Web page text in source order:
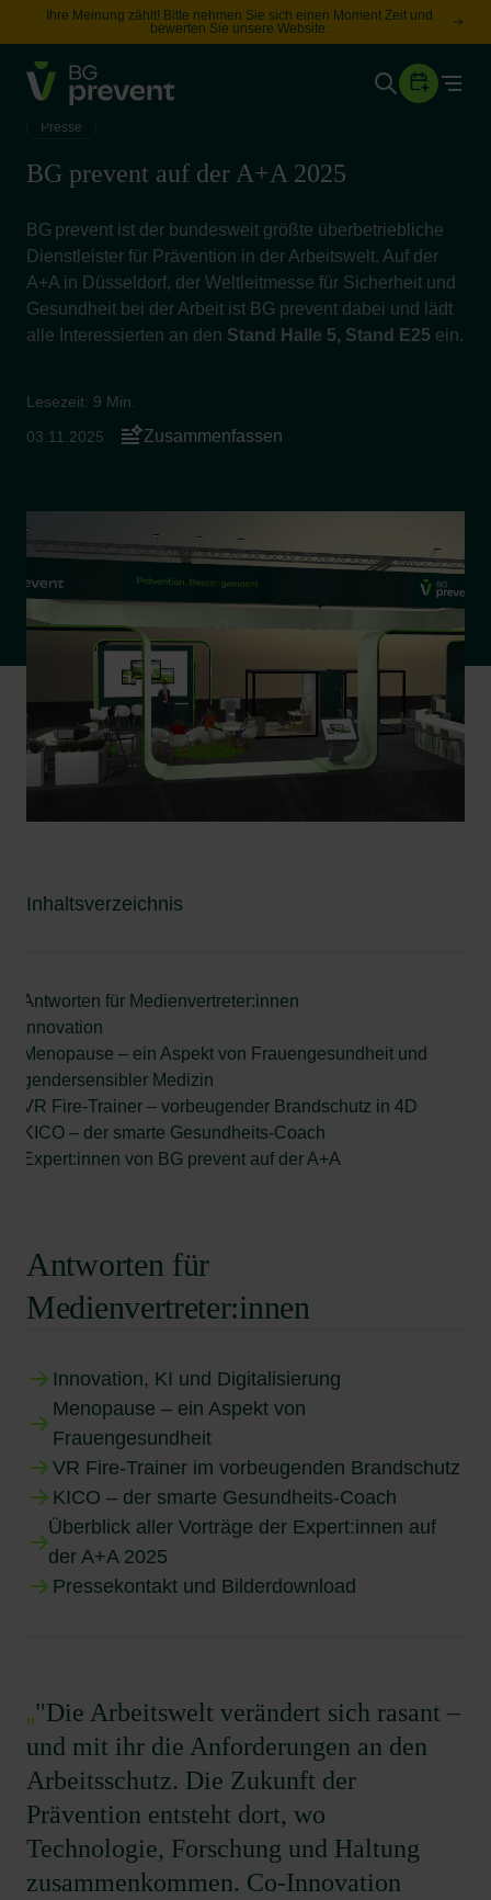
Ihre Meinung zählt! Bitte nehmen Sie sich einen Moment Zeit und
bewerten Sie unsere Website.
Gesundheit
Karriere
Wissen
Leichte Sprache
Presse
BG prevent auf der A+A 2025
BG prevent ist der bundesweit größte überbetriebliche
Dienstleister für Prävention in der Arbeitswelt. Auf der
A+A in Düsseldorf, der Weltleitmesse für Sicherheit und
Gesundheit bei der Arbeit ist BG prevent dabei und lädt
alle Interessierten an den Stand Halle 5, Stand E25 ein.
Lesezeit: 9 Min.
03.11.2025
Zusammenfassen
Inhaltsverzeichnis
Antworten für Medienvertreter:innen
Innovation
Menopause – ein Aspekt von Frauengesundheit und
gendersensibler Medizin
VR Fire-Trainer – vorbeugender Brandschutz in 4D
KICO – der smarte Gesundheits-Coach
Expert:innen von BG prevent auf der A+A
Antworten für
Medienvertreter:innen
Innovation, KI und Digitalisierung
Menopause – ein Aspekt von
Frauengesundheit
VR Fire-Trainer im vorbeugenden Brandschutz
KICO – der smarte Gesundheits-Coach
Überblick aller Vorträge der Expert:innen auf
der A+A 2025
Pressekontakt und Bilderdownload
„"Die Arbeitswelt verändert sich rasant –
und mit ihr die Anforderungen an den
Arbeitsschutz. Die Zukunft der
Prävention entsteht dort, wo
Technologie, Forschung und Haltung
zusammenkommen. Co-Innovation